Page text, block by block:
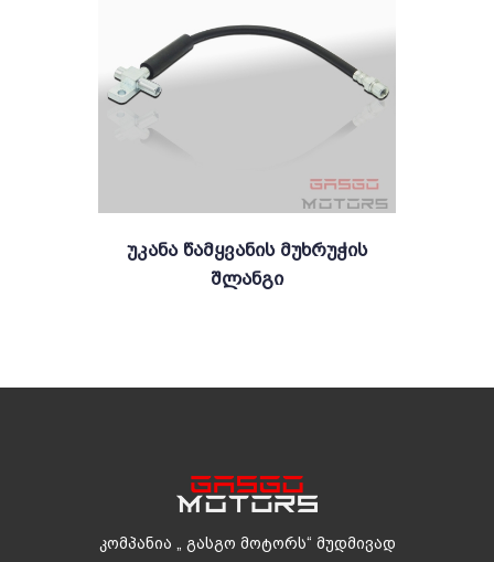
Უკანა Წამყვანის Მუხრუჭის
Შლანგი
კომპანია „ გასგო მოტორს“ მუდმივად